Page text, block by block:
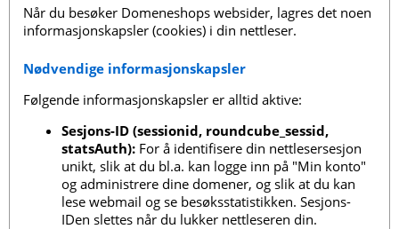
Når du besøker Domeneshops websider, lagres det noen
informasjonskapsler (cookies) i din nettleser.
Nødvendige informasjonskapsler
Følgende informasjonskapsler er alltid aktive:
Sesjons-ID (sessionid, roundcube_sessid,
statsAuth): For å identifisere din nettlesersesjon
unikt, slik at du bl.a. kan logge inn på "Min konto"
og administrere dine domener, og slik at du kan
lese webmail og se besøksstatistikken. Sesjons-
IDen slettes når du lukker nettleseren din.